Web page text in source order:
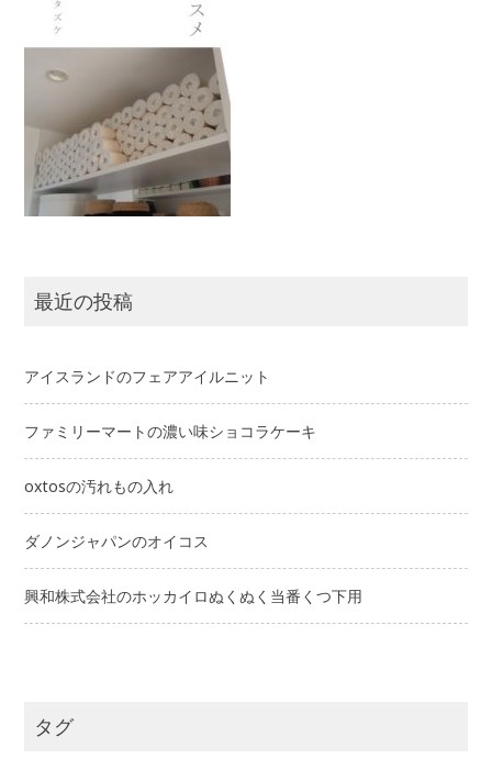
最近の投稿
アイスランドのフェアアイルニット
ファミリーマートの濃い味ショコラケーキ
oxtosの汚れもの入れ
ダノンジャパンのオイコス
興和株式会社のホッカイロぬくぬく当番くつ下用
タグ